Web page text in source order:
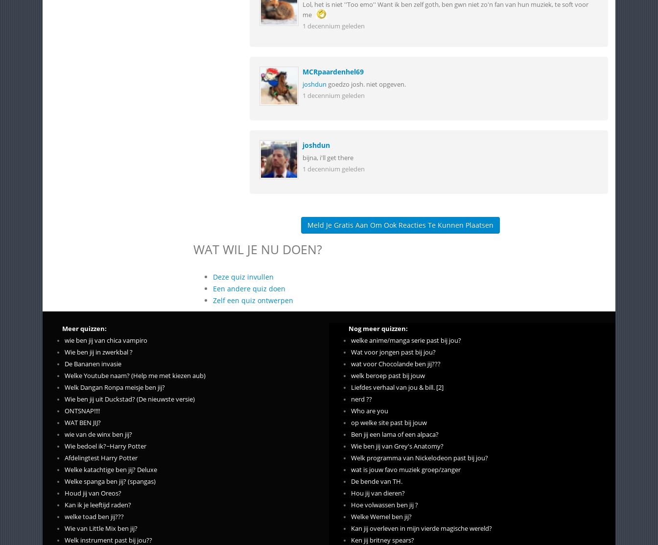
Lol, het is niet ''Too emo'' Want ik ben zelf goth, ben gwn niet zo'n fan van hun muziek, te soft voor
me
1 decennium geleden
MCRpaardenhel69
joshdun goedzo josh. niet opgeven.
1 decennium geleden
joshdun
bijna, i'll get there
1 decennium geleden
Meld Je Gratis Aan Om Ook Reacties Te Kunnen Plaatsen
WAT WIL JE NU DOEN?
Deze quiz invullen
Een andere quiz doen
Zelf een quiz ontwerpen
Meer quizzen:
wie ben jij van chica vampiro
Wie ben jij in zwerkbal ?
De Bananen invasie
Welke Youtube naam? (Help me met kiezen aub)
Welk Dangan Ronpa meisje ben jij?
Wie ben jij uit Duckstad? (De nieuwste versie)
ONTSNAP!!!!
WAT BEN JIJ?
wie van de winx ben jij?
Wie bedoel ik?~Harry Potter
Afdelingtest Harry Potter
Welke katachtige ben jij? Deluxe
Welke spanga ben jij? (spangas)
Houd jij van Oreos?
Kan ik je leeftijd raden?
welke toad ben jij???
Wie van Little Mix ben jij?
Welk instrument past bij jou??
Nog meer quizzen:
welke anime/manga serie past bij jou?
Wat voor jongen past bij jou?
wat voor Chocolande ben jij???
welk beroep past bij jouw
Liefdes verhaal van jou & bill. [2]
nerd ??
Who are you
op welke site past bij jouw
Ben jij een lama of een alpaca?
Wie ben jij van Grey's Anatomy?
Welk programma van Nickelodeon past bij jou?
wat is jouw favo muziek groep/zanger
De bende van TH.
Hou jij van dieren?
Hoe volwassen ben jij ?
Welke Wemel ben jij?
Kan jij overleven in mijn vierde magische wereld?
Ken jij britney spears?